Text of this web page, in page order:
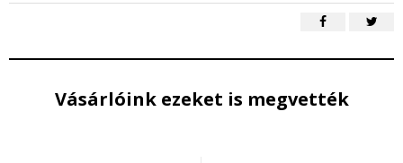
Vásárlóink ezeket is megvették